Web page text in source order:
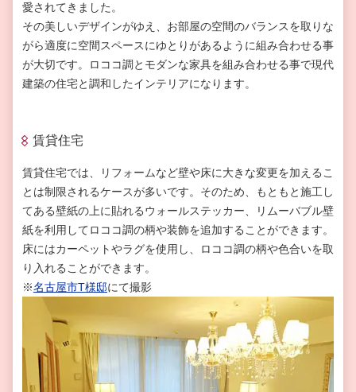
愛されてきました。
その美しいデザインがゆえ、お部屋の空間のバランスを取りな
がら適度に空間スペースにゆとりがあるように組み合わせる事
が大切です。ロココ調とモダンな家具を組み合わせる事で現代
建築の住宅と調和したインテリアになります。
賃貸住宅
賃貸住宅では、リフォームなど壁や床に大きな変更を加えるこ
とは制限されるケースが多いです。そのため、もともと施工し
てある壁紙の上に貼れるウォールステッカー、リムーバブル壁
紙を利用してロココ調の柄や装飾を追加することができます。
床にはカーペットやラグを使用し、ロココ調の柄や色合いを取
り入れることができます。
※名古屋市T様邸にて撮影